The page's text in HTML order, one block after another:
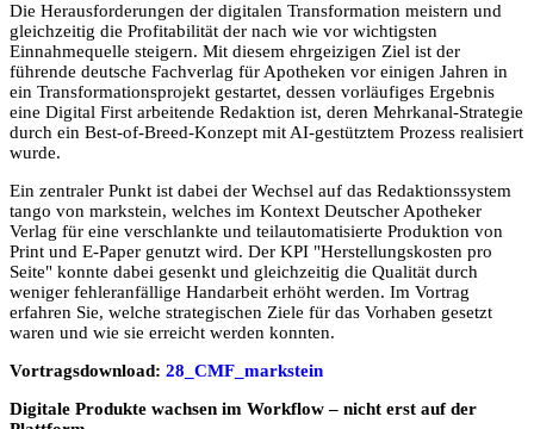
Die Herausforderungen der digitalen Transformation meistern und
gleichzeitig die Profitabilität der nach wie vor wichtigsten
Einnahmequelle steigern. Mit diesem ehrgeizigen Ziel ist der
führende deutsche Fachverlag für Apotheken vor einigen Jahren in
ein Transformationsprojekt gestartet, dessen vorläufiges Ergebnis
eine Digital First arbeitende Redaktion ist, deren Mehrkanal-Strategie
durch ein Best-of-Breed-Konzept mit AI-gestütztem Prozess realisiert
wurde.
Ein zentraler Punkt ist dabei der Wechsel auf das Redaktionssystem
tango von markstein, welches im Kontext Deutscher Apotheker
Verlag für eine verschlankte und teilautomatisierte Produktion von
Print und E-Paper genutzt wird. Der KPI "Herstellungskosten pro
Seite" konnte dabei gesenkt und gleichzeitig die Qualität durch
weniger fehleranfällige Handarbeit erhöht werden. Im Vortrag
erfahren Sie, welche strategischen Ziele für das Vorhaben gesetzt
waren und wie sie erreicht werden konnten.
Vortragsdownload: 28_CMF_markstein
Digitale Produkte wachsen im Workflow – nicht erst auf der